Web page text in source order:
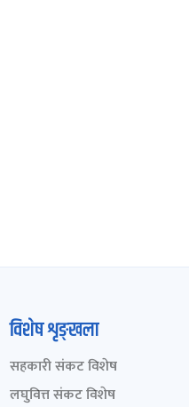
विशेष शृङ्खला
सहकारी संकट विशेष
लघुवित्त संकट विशेष